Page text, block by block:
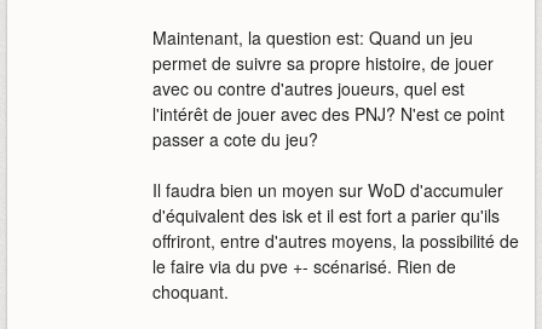
Maintenant, la question est: Quand un jeu
permet de suivre sa propre histoire, de jouer
avec ou contre d'autres joueurs, quel est
l'intérêt de jouer avec des PNJ? N'est ce point
passer a cote du jeu?
Il faudra bien un moyen sur WoD d'accumuler
d'équivalent des isk et il est fort a parier qu'ils
offriront, entre d'autres moyens, la possibilité de
le faire via du pve +- scénarisé. Rien de
choquant.